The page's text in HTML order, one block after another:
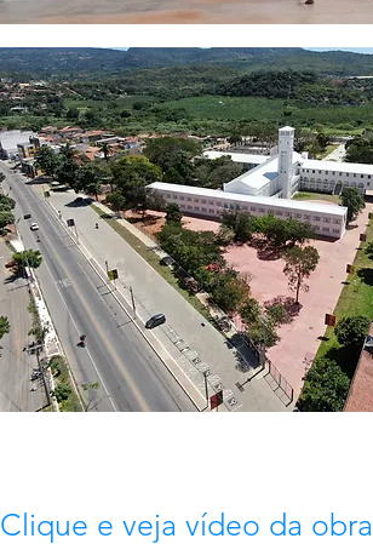
Clique e veja vídeo da obra